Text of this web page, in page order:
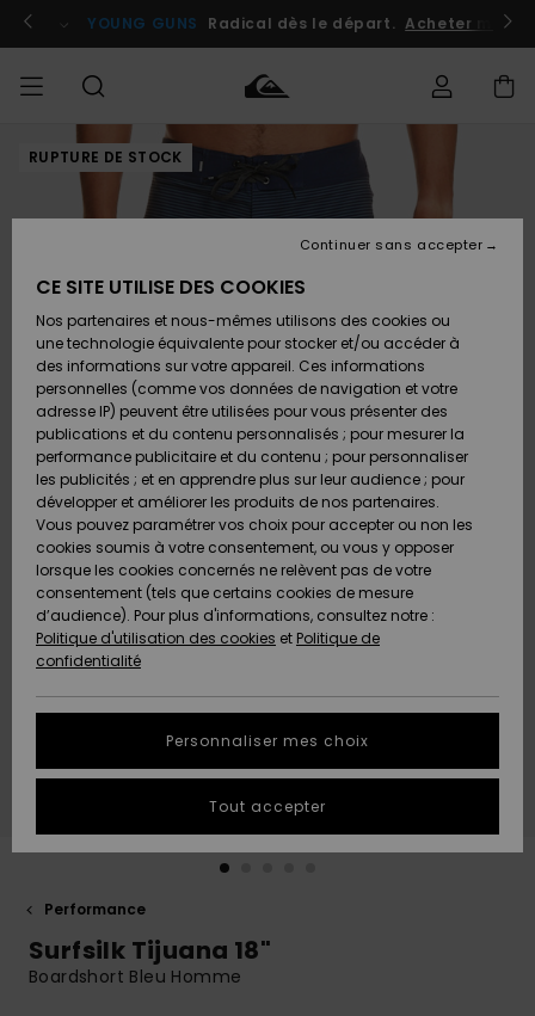
l'information
le
Se connecter / s'inscrire
YOUNG GUNS Radical dès le départ. Acheter
HOMME Vêtements
Chaussures
& Tongs
Surf
Snow
Nouveautés
A
Découvrir
Vêtements
Chaussures
& Tongs
Surf
Snow
Nouveautés
A
Découvrir
FEMME
Shop
A
Découvrir
Snow
SURF
Surf
Surf
Shop
Enfant
Highlights
Communauté
SNOW
Snow
Snow
Shop
Enfant
Snow
Shop
Femme
A
Découvrir
Communauté
OUTLET
Outlet
Enfant
Outlet
Femme
AIDE &
CONTACT
Accéder à
ma
Retours
Paiement
Carte
Cadeau
Quiksilver
Freedom
Protection
des
tailles
conversation
plus rapide
à votre
MAGASINS
QUIKSILVER
RUPTURE DE STOCK
Performance
Surfsilk Tijuana 18"
Boardshort Bleu Homme
CE SITE UTILISE DES COOKIES
Nos partenaires et nous-mêmes utilisons des cookies ou
une technologie équivalente pour stocker et/ou accéder à
des informations sur votre appareil. Ces informations
personnelles (comme vos données de navigation et votre
adresse IP) peuvent être utilisées pour vous présenter des
publications et du contenu personnalisés ; pour mesurer la
performance publicitaire et du contenu ; pour personnaliser
les publicités ; et en apprendre plus sur leur audience ; pour
développer et améliorer les produits de nos partenaires.
Vous pouvez paramétrer vos choix pour accepter ou non les
cookies soumis à votre consentement, ou vous y opposer
lorsque les cookies concernés ne relèvent pas de votre
consentement (tels que certains cookies de mesure
d’audience). Pour plus d'informations, consultez notre :
Politique d'utilisation des cookies et Politique de
confidentialité
Personnaliser mes choix
Continuer sans accepter
Tout accepter